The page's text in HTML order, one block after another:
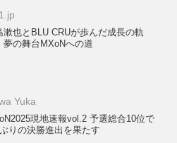
漱也とBLU CRUが歩んだ成長の軌
夢の舞台MXoNへの道
Yuka
現地速報vol.2 予選総合10位で
りの決勝進出を果たす